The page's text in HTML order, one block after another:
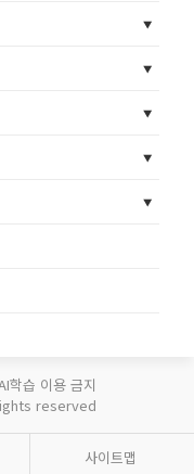
학습 이용 금지
reserved
사이트맵